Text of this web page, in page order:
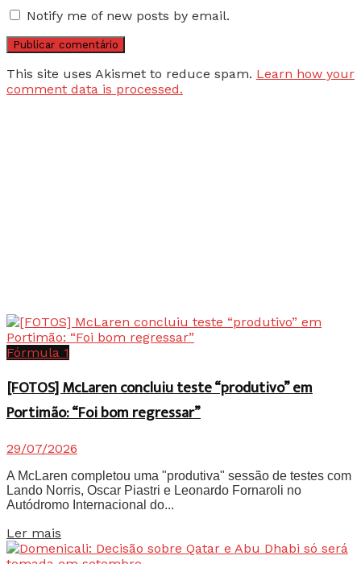
Notify me of new posts by email.
This site uses Akismet to reduce spam. Learn how your
comment data is processed.
Fórmula 1
[FOTOS] McLaren concluiu teste “produtivo” em
Portimão: “Foi bom regressar”
29/07/2026
A McLaren completou uma "produtiva" sessão de testes com
Lando Norris, Oscar Piastri e Leonardo Fornaroli no
Autódromo Internacional do...
Ler mais